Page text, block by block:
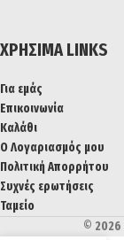
ΧΡΉΣΙΜΑ LINKS
Για εμάς
Επικοινωνία
Καλάθι
Ο Λογαριασμός μου
Πολιτική Απορρήτου
Συχνές ερωτήσεις
Ταμείο
© 2026